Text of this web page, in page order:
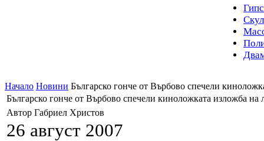
Начало Новини Българско гонче от Върбово спечели
Българско гонче от Върбово спечели киноложката изложба на
Автор Габриел Христов
26 август 2007